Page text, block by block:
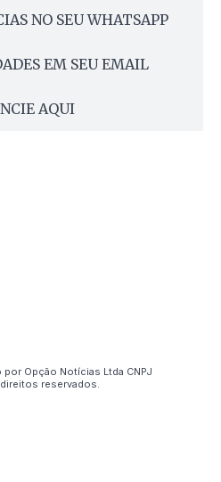
NO SEU WHATSAPP
EM SEU EMAIL
AQUI
Opção Notícias Ltda CNPJ
reservados.